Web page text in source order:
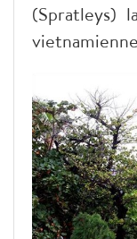
(Spratleys)